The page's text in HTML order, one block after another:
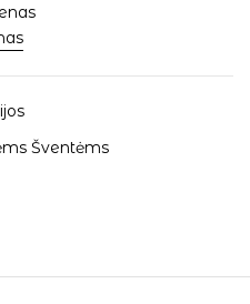
Šventėms